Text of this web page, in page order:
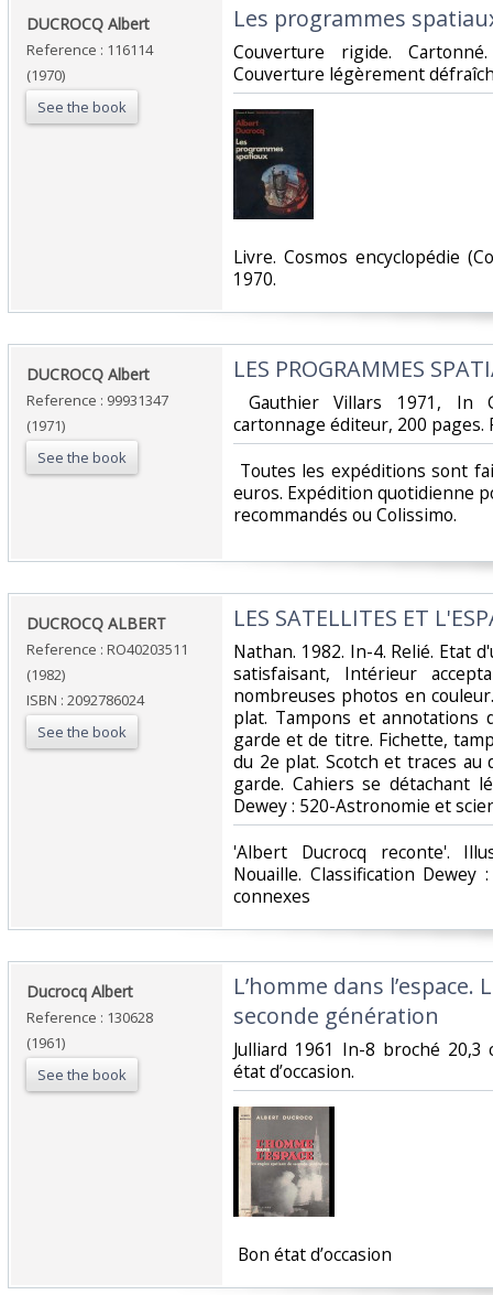
‎DUCROCQ Albert ‎
Reference : 116114
(1970)
See the book
‎Les programmes
‎Couverture rigide.
Couverture légèrement
‎Livre. Cosmos encyclopédie
1970.‎
‎DUCROCQ Albert‎
Reference : 99931347
(1971)
See the book
‎LES PROGRAMMES
Gauthier Villars 1971, In
cartonnage éditeur, 200 pages.
Toutes les expéditions sont
euros. Expédition quotidienne
recommandés ou Colissimo. ‎
‎DUCROCQ ALBERT‎
Reference : RO40203511
(1982)
ISBN : 2092786024
See the book
‎LES SATELLITES ET
‎Nathan. 1982. In-4. Relié. Etat
satisfaisant, Intérieur
nombreuses photos en
plat. Tampons et annotations
garde et de titre. Fichette,
du 2e plat. Scotch et traces
garde. Cahiers se détachant
Dewey : 520-Astronomie et
‎'Albert Ducrocq reconte'.
Nouaille. Classification
connexes‎
‎Ducrocq Albert‎
Reference : 130628
(1961)
See the book
‎L’homme dans
seconde génération‎
‎Julliard 1961 In-8 broché 20,3
état d’occasion.‎
‎ Bon état d’occasion ‎